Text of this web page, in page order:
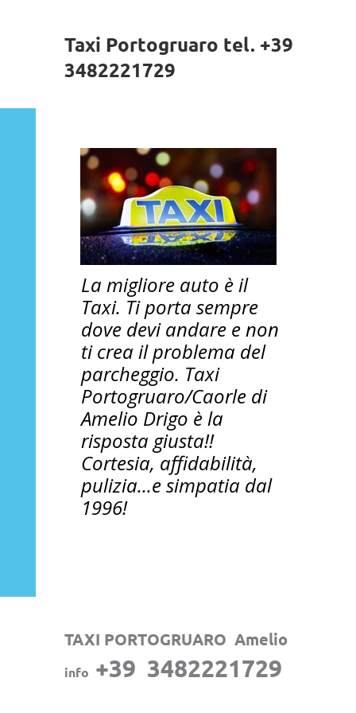
Taxi Portogruaro tel. +39
3482221729
La migliore auto è il
Taxi. Ti porta sempre
dove devi andare e non
ti crea il problema del
parcheggio. Taxi
Portogruaro/Caorle di
Amelio Drigo è la
risposta giusta!!
Cortesia, affidabilità,
pulizia...e simpatia dal
1996!
TAXI PORTOGRUARO Amelio
info +39 3482221729